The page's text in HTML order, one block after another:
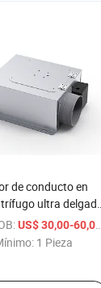
de conducto en
ultra delgado
de dirección de
estudio de
US$ 30,00-60,00
1 Pieza